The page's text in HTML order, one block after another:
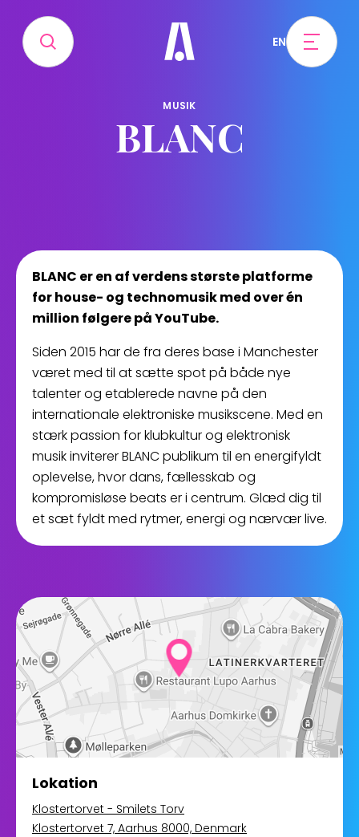
EN
MUSIK
BLANC
BLANC er en af verdens største platforme
for house- og technomusik med over én
million følgere på YouTube.
Siden 2015 har de fra deres base i Manchester
været med til at sætte spot på både nye
talenter og etablerede navne på den
internationale elektroniske musikscene. Med en
stærk passion for klubkultur og elektronisk
musik inviterer BLANC publikum til en energifyldt
oplevelse, hvor dans, fællesskab og
kompromisløse beats er i centrum. Glæd dig til
et sæt fyldt med rytmer, energi og nærvær live.
Lokation
Klostertorvet - Smilets Torv
Klostertorvet 7, Aarhus 8000, Denmark